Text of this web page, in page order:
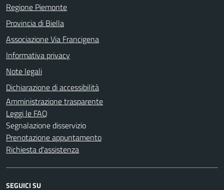
Regione Piemonte
Provincia di Biella
Associazione Via Francigena
Informativa privacy
Note legali
Dichiarazione di accessibilità
Amministrazione trasparente
Leggi le FAQ
Segnalazione disservizio
Prenotazione appuntamento
Richiesta d'assistenza
SEGUICI SU